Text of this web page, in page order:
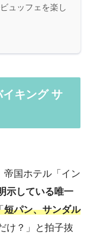
ュッフェを楽し
キング サ
帝国ホテル「イン
示している唯一
短パン、サンダル
け？」と拍子抜